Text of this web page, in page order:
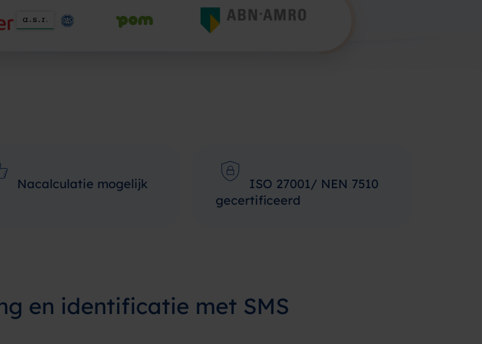
Nacalculatie mogelijk
ISO 27001/ NEN 7510
gecertificeerd
en identificatie met SMS